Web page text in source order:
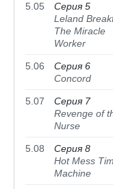
5.05
Серия 5
Leland
The Miracle
Worker
5.06
Серия 6
Concord
5.07
Серия 7
Revenge of
Nurse
5.08
Серия 8
Hot Mess
Machine